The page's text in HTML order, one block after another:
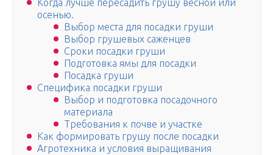
Когда лучше пересадить грушу весной или
осенью.
Выбор места для посадки груши
Выбор грушевых саженцев
Сроки посадки груши
Подготовка ямы для посадки
Посадка груши
Специфика посадки груши
Выбор и подготовка посадочного
материала
Требования к почве и участке
Как формировать грушу после посадки
Агротехника и условия выращивания